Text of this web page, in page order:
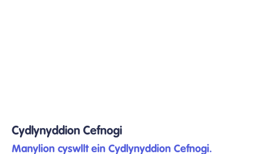
Cydlynyddion Cefnogi
Manylion cyswllt ein Cydlynyddion Cefnogi.